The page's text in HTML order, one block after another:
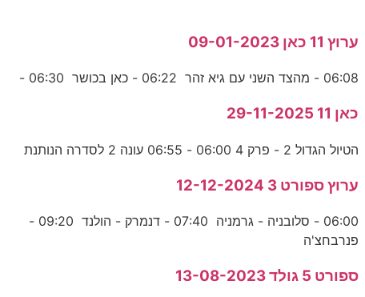
ערוץ 11 כאן 09-01-2023
06:08 - מהצד השני עם גיא זהר 06:22 - כאן בכושר 06:30 -
כאן 11 29-11-2025
הטיול הגדול 2 - פרק 4 06:00 - 06:55 עונה 2 לסדרה הנותנת
ערוץ ספורט 3 12-12-2024
06:00 - סלובניה - גרמניה 07:40 - דנמרק - הולנד 09:20 -
פנרבחצ'ה
ספורט 5 גולד 13-08-2023